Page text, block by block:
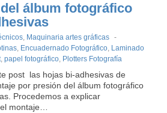
álbum fotográfico
, Maquinaria artes gráficas -
, Encuadernado Fotográfico, Laminado
, papel fotográfico, Plotters Fotografía
post las hojas bi-adhesivas de
por presión del álbum fotográfico
Procedemos a explicar
montaje…